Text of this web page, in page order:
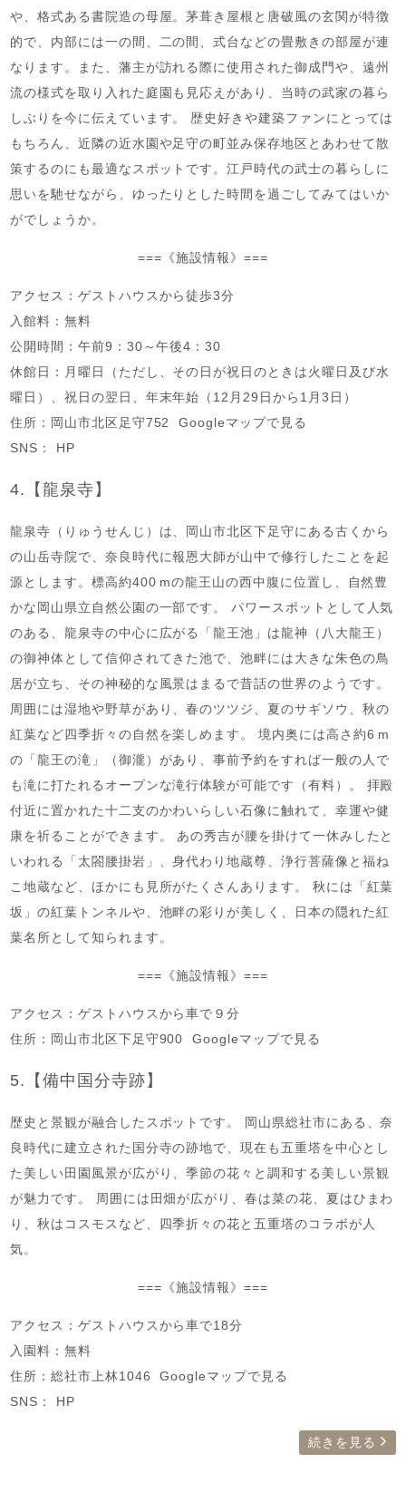
や、格式ある書院造の母屋。茅葺き屋根と唐破風の玄関が特徴
的で、内部には一の間、二の間、式台などの畳敷きの部屋が連
なります。また、藩主が訪れる際に使用された御成門や、遠州
流の様式を取り入れた庭園も見応えがあり、当時の武家の暮ら
しぶりを今に伝えています。 歴史好きや建築ファンにとっては
もちろん、近隣の近水園や足守の町並み保存地区とあわせて散
策するのにも最適なスポットです。江戸時代の武士の暮らしに
思いを馳せながら、ゆったりとした時間を過ごしてみてはいか
がでしょうか。
===《施設情報》===
アクセス：ゲストハウスから徒歩3分
入館料：無料
公開時間：午前9：30～午後4：30
休館日：月曜日（ただし、その日が祝日のときは火曜日及び水
曜日）、祝日の翌日、年末年始（12月29日から1月3日）
住所：岡山市北区足守752 Googleマップで見る
SNS： HP
4.【龍泉寺】
龍泉寺（りゅうせんじ）は、岡山市北区下足守にある古くから
の山岳寺院で、奈良時代に報恩大師が山中で修行したことを起
源とします。標高約400 mの龍王山の西中腹に位置し、自然豊
かな岡山県立自然公園の一部です。 パワースポットとして人気
のある、龍泉寺の中心に広がる「龍王池」は龍神（八大龍王）
の御神体として信仰されてきた池で、池畔には大きな朱色の鳥
居が立ち、その神秘的な風景はまるで昔話の世界のようです。
周囲には湿地や野草があり、春のツツジ、夏のサギソウ、秋の
紅葉など四季折々の自然を楽しめます。 境内奥には高さ約6 m
の「龍王の滝」（御瀧）があり、事前予約をすれば一般の人で
も滝に打たれるオープンな滝行体験が可能です（有料）。 拝殿
付近に置かれた十二支のかわいらしい石像に触れて、幸運や健
康を祈ることができます。 あの秀吉が腰を掛けて一休みしたと
いわれる「太閤腰掛岩」、身代わり地蔵尊、浄行菩薩像と福ね
こ地蔵など、ほかにも見所がたくさんあります。 秋には「紅葉
坂」の紅葉トンネルや、池畔の彩りが美しく、日本の隠れた紅
葉名所として知られます。
===《施設情報》===
アクセス：ゲストハウスから車で９分
住所：岡山市北区下足守900 Googleマップで見る
5.【備中国分寺跡】
歴史と景観が融合したスポットです。 岡山県総社市にある、奈
良時代に建立された国分寺の跡地で、現在も五重塔を中心とし
た美しい田園風景が広がり、季節の花々と調和する美しい景観
が魅力です。 周囲には田畑が広がり、春は菜の花、夏はひまわ
り、秋はコスモスなど、四季折々の花と五重塔のコラボが人
気。
===《施設情報》===
アクセス：ゲストハウスから車で18分
入園料：無料
住所：総社市上林1046 Googleマップで見る
SNS： HP
続きを見る